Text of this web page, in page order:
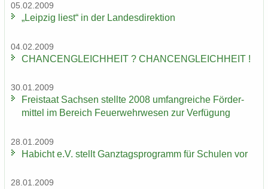
05.02.2009
„Leip­zig liest“ in der Lan­des­di­rek­ti­on
04.02.2009
CHAN­CEN­GLEICH­HEIT ? CHAN­CEN­GLEICH­HEIT !
30.01.2009
Frei­staat Sach­sen stell­te 2008 um­fang­rei­che För­der­
mit­tel im Be­reich Feu­er­wehr­we­sen zur Ver­fü­gung
28.01.2009
Ha­bicht e.V. stellt Ganz­tags­pro­gramm für Schu­len vor
28.01.2009